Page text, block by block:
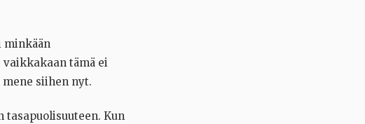
minkään
tämä ei
siihen nyt.
Kun